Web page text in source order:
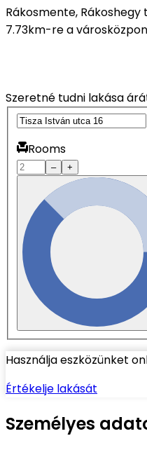
Rákosmente,
7.73km-re a
Szeretné tudni lakása
Rooms
– +
Használja eszközünket
Értékelje lakását
Személyes